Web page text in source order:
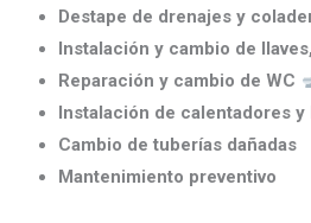
Destape de drenajes y
Instalación y cambio de
Reparación y cambio de WC
Instalación de calentadores
Cambio de tuberías dañadas
Mantenimiento preventivo